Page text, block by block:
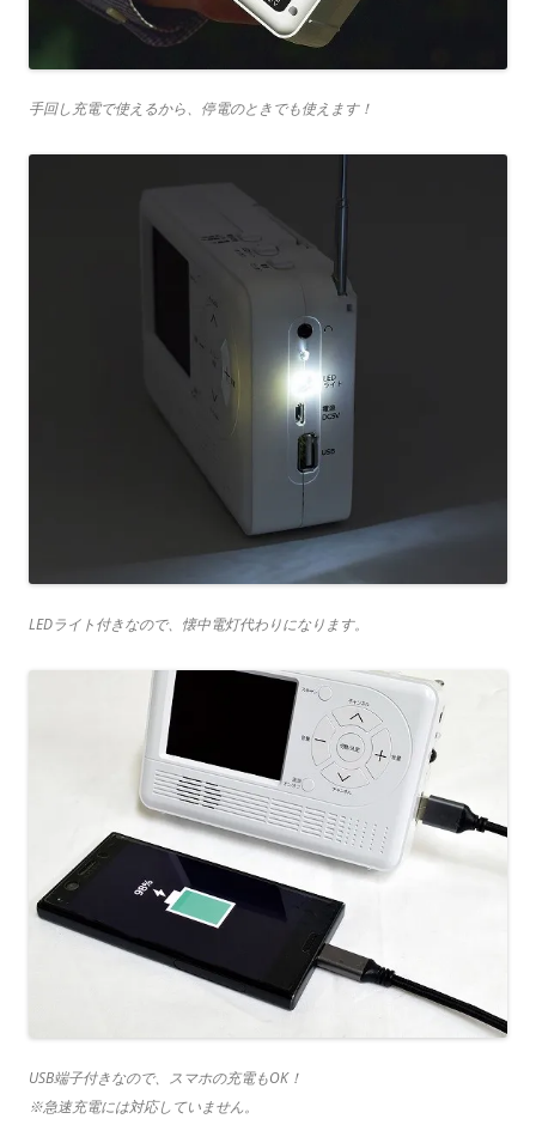
手回し充電で使えるから、停電のときでも使えます！
LEDライト付きなので、懐中電灯代わりになります。
USB端子付きなので、スマホの充電もOK！
※急速充電には対応していません。